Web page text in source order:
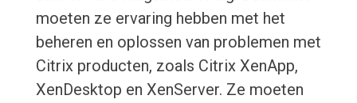
moeten ze ervaring hebben met het
beheren en oplossen van problemen met
Citrix producten, zoals Citrix XenApp,
XenDesktop en XenServer. Ze moeten